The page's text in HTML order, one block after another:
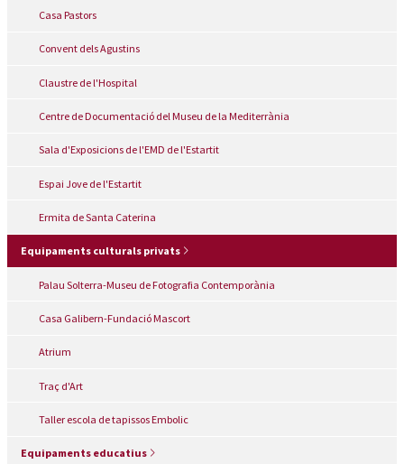
Casa Pastors
Convent dels Agustins
Claustre de l'Hospital
Centre de Documentació del Museu de la Mediterrània
Sala d'Exposicions de l'EMD de l'Estartit
Espai Jove de l'Estartit
Ermita de Santa Caterina
Equipaments culturals privats
Palau Solterra-Museu de Fotografia Contemporània
Casa Galibern-Fundació Mascort
Atrium
Traç d'Art
Taller escola de tapissos Embolic
Equipaments educatius